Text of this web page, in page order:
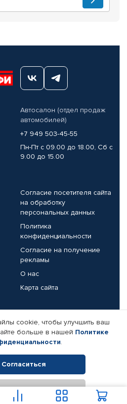
Автосалон (отдел продаж
автомобилей)
+7 949 503-45-55
Пн-Пт с 09.00 до 18.00, Сб с
9.00 до 15.00
Согласие посетителя сайта
на обработку
персональных данных
Политика
конфиденциальности
Согласие на получение
рекламы
О нас
Карта сайта
Реквизиты компании
2026. Все права защищены.
товаров Автопрофи.
cookie, чтобы улучшить ваш
больше в нашей Политике
.
Согласиться
Отклонить